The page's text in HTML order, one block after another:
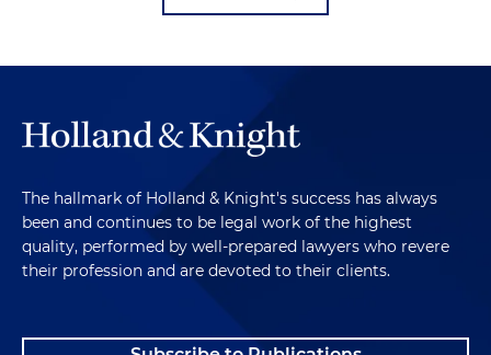
The hallmark of Holland & Knight's success has always
been and continues to be legal work of the highest
quality, performed by well-prepared lawyers who revere
their profession and are devoted to their clients.